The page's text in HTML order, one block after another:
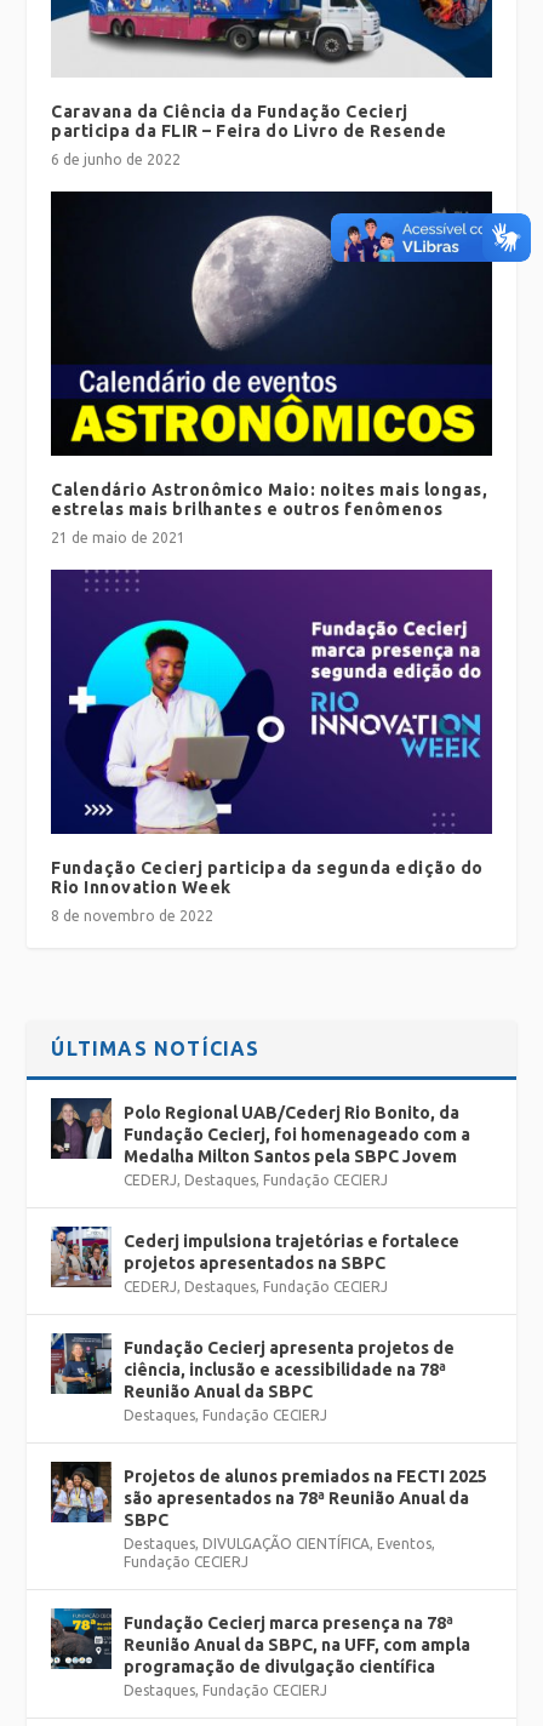
Caravana da Ciência da Fundação Cecierj
participa da FLIR – Feira do Livro de Resende
6 de junho de 2022
Calendário Astronômico Maio: noites mais longas,
estrelas mais brilhantes e outros fenômenos
21 de maio de 2021
Fundação Cecierj participa da segunda edição do
Rio Innovation Week
8 de novembro de 2022
ÚLTIMAS NOTÍCIAS
Polo Regional UAB/Cederj Rio Bonito, da
Fundação Cecierj, foi homenageado com a
Medalha Milton Santos pela SBPC Jovem
CEDERJ, Destaques, Fundação CECIERJ
Cederj impulsiona trajetórias e fortalece
projetos apresentados na SBPC
CEDERJ, Destaques, Fundação CECIERJ
Fundação Cecierj apresenta projetos de
ciência, inclusão e acessibilidade na 78ª
Reunião Anual da SBPC
Destaques, Fundação CECIERJ
Projetos de alunos premiados na FECTI 2025
são apresentados na 78ª Reunião Anual da
SBPC
Destaques, DIVULGAÇÃO CIENTÍFICA, Eventos,
Fundação CECIERJ
Fundação Cecierj marca presença na 78ª
Reunião Anual da SBPC, na UFF, com ampla
programação de divulgação científica
Destaques, Fundação CECIERJ